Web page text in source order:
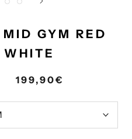
GYM RED
199,90€